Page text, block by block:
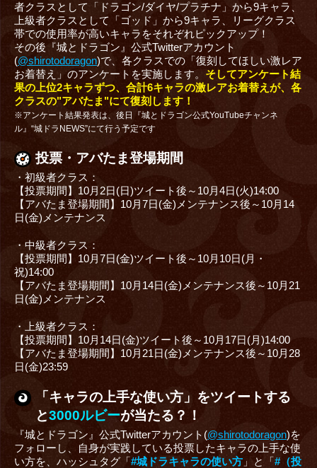
者クラスとして「ドラゴン/ダイヤ/プラチナ」から9キャラ、
上級者クラスとして「ゴッド」から9キャラ、リーグクラス
帯での使用率が高いキャラをそれぞれピックアップ！
その後『城とドラゴン』公式Twitterアカウント
(@shirotodoragon)で、各クラスでの「復刻してほしい激レア
お着替え」のアンケートを実施します。 そしてアンケート結
果の上位2キャラずつ、合計6キャラの激レアお着替えが、各
クラスの"アバたま"にて復刻します！
※アンケート結果発表は、後日『城とドラゴン公式YouTubeチャンネ
ル』“城ドラNEWS”にて行う予定です
投票・アバたま登場期間
・初級者クラス：
【投票期間】10月2日(日)ツイート後～10月4日(火)14:00
【アバたま登場期間】10月7日(金)メンテナンス後～10月14
日(金)メンテナンス
・中級者クラス：
【投票期間】10月7日(金)ツイート後～10月10日(月・
祝)14:00
【アバたま登場期間】10月14日(金)メンテナンス後～10月21
日(金)メンテナンス
・上級者クラス：
【投票期間】10月14日(金)ツイート後～10月17日(月)14:00
【アバたま登場期間】10月21日(金)メンテナンス後～10月28
日(金)23:59
「キャラの上手な使い方」をツイートする
と3000ルビーが当たる？！
『城とドラゴン』公式Twitterアカウント(@shirotodoragon)を
フォローし、自身が実践している投票したキャラの上手な使
い方を、ハッシュタグ「#城ドラキャラの使い方 」と「#（投